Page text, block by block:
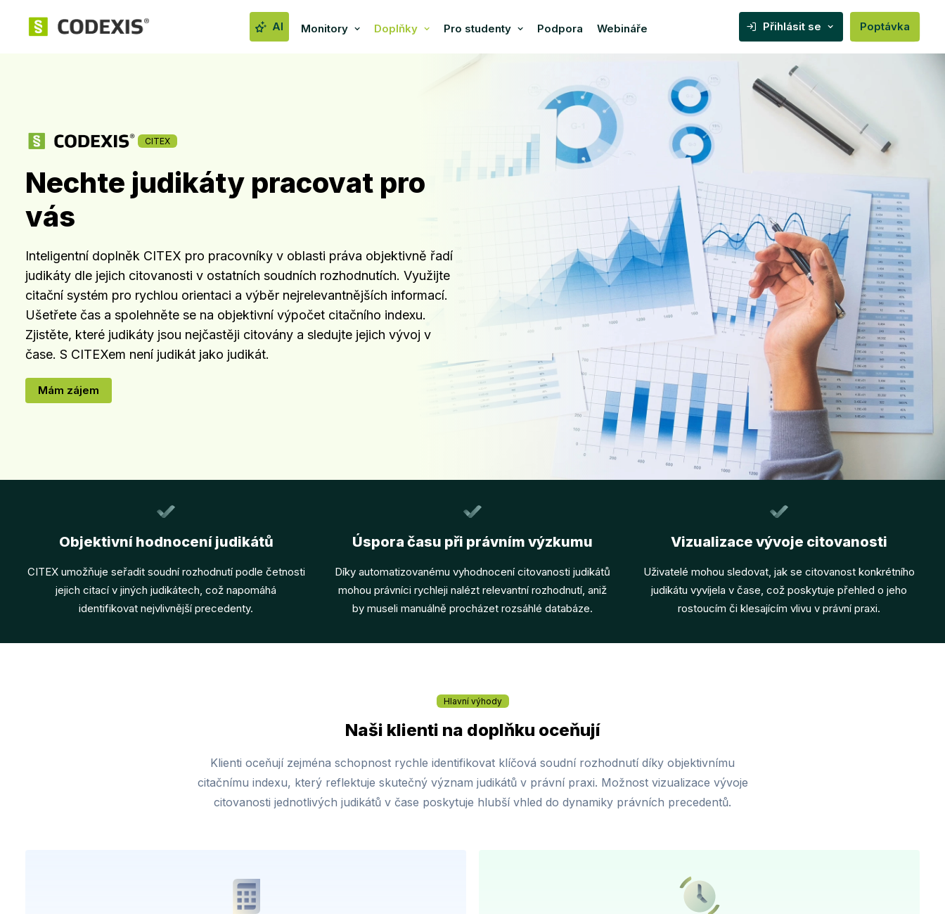
AI Monitory Doplňky Pro studenty Podpora Webináře Přihlásit se Poptávka
CITEX
Nechte judikáty pracovat pro
vás
Inteligentní doplněk CITEX pro pracovníky v oblasti práva objektivně řadí
judikáty dle jejich citovanosti v ostatních soudních rozhodnutích. Využijte
citační systém pro rychlou orientaci a výběr nejrelevantnějších informací.
Ušetřete čas a spolehněte se na objektivní výpočet citačního indexu.
Zjistěte, které judikáty jsou nejčastěji citovány a sledujte jejich vývoj v
čase. S CITEXem není judikát jako judikát.
Mám zájem
Objektivní hodnocení judikátů
CITEX umožňuje seřadit soudní rozhodnutí podle četnosti
jejich citací v jiných judikátech, což napomáhá
identifikovat nejvlivnější precedenty.
Úspora času při právním výzkumu
Díky automatizovanému vyhodnocení citovanosti judikátů
mohou právníci rychleji nalézt relevantní rozhodnutí, aniž
by museli manuálně procházet rozsáhlé databáze.
Vizualizace vývoje citovanosti
Uživatelé mohou sledovat, jak se citovanost konkrétního
judikátu vyvíjela v čase, což poskytuje přehled o jeho
rostoucím či klesajícím vlivu v právní praxi.
Hlavní výhody
Naši klienti na doplňku oceňují
Klienti oceňují zejména schopnost rychle identifikovat klíčová soudní rozhodnutí díky objektivnímu
citačnímu indexu, který reflektuje skutečný význam judikátů v právní praxi. Možnost vizualizace vývoje
citovanosti jednotlivých judikátů v čase poskytuje hlubší vhled do dynamiky právních precedentů.